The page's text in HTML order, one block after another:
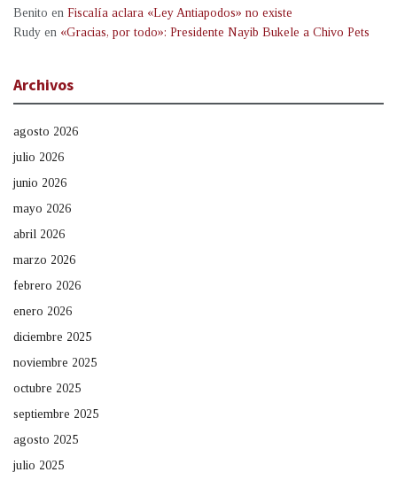
Benito en Fiscalía aclara «Ley Antiapodos» no existe
Rudy en «Gracias, por todo»: Presidente Nayib Bukele a Chivo Pets
Archivos
agosto 2026
julio 2026
junio 2026
mayo 2026
abril 2026
marzo 2026
febrero 2026
enero 2026
diciembre 2025
noviembre 2025
octubre 2025
septiembre 2025
agosto 2025
julio 2025